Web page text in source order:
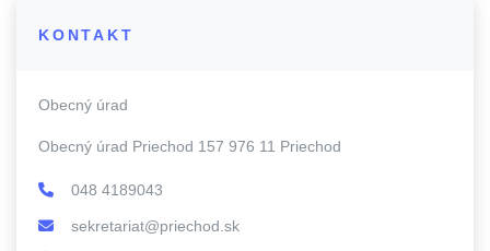
KONTAKT
Obecný úrad
Obecný úrad Priechod 157 976 11 Priechod
048 4189043
sekretariat@priechod.sk